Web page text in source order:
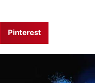
Pinterest